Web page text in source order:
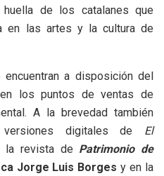
de los catalanes que
en las artes y la cultura de
a disposición del
los puntos de ventas de
A la brevedad también
digitales de El
la revista de Patrimonio de
Jorge Luis Borges y en la